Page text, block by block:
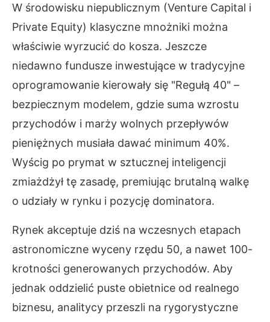
W środowisku niepublicznym (Venture Capital i
Private Equity) klasyczne mnożniki można
właściwie wyrzucić do kosza. Jeszcze
niedawno fundusze inwestujące w tradycyjne
oprogramowanie kierowały się "Regułą 40" –
bezpiecznym modelem, gdzie suma wzrostu
przychodów i marży wolnych przepływów
pieniężnych musiała dawać minimum 40%.
Wyścig po prymat w sztucznej inteligencji
zmiażdżył tę zasadę, premiując brutalną walkę
o udziały w rynku i pozycję dominatora.
Rynek akceptuje dziś na wczesnych etapach
astronomiczne wyceny rzędu 50, a nawet 100-
krotności generowanych przychodów. Aby
jednak oddzielić puste obietnice od realnego
biznesu, analitycy przeszli na rygorystyczne